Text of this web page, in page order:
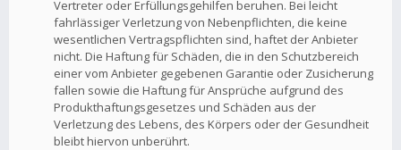
Vertreter oder Erfüllungsgehilfen beruhen. Bei leicht
fahrlässiger Verletzung von Nebenpflichten, die keine
wesentlichen Vertragspflichten sind, haftet der Anbieter
nicht. Die Haftung für Schäden, die in den Schutzbereich
einer vom Anbieter gegebenen Garantie oder Zusicherung
fallen sowie die Haftung für Ansprüche aufgrund des
Produkthaftungsgesetzes und Schäden aus der
Verletzung des Lebens, des Körpers oder der Gesundheit
bleibt hiervon unberührt.